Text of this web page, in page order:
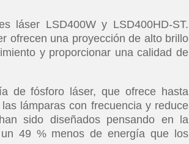
láser LSD400W y LSD400HD-ST.
ofrecen una proyección de alto brillo
y proporcionar una calidad de
de fósforo láser, que ofrece hasta
lámparas con frecuencia y reduce
sido diseñados pensando en la
49 % menos de energía que los